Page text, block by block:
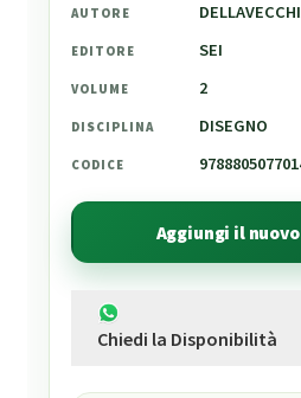
AUTORE
EDITORE SEI
VOLUME 2
DISCIPLINA DISEGNO
CODICE
Aggiungi il
Chiedi la Disponibilità